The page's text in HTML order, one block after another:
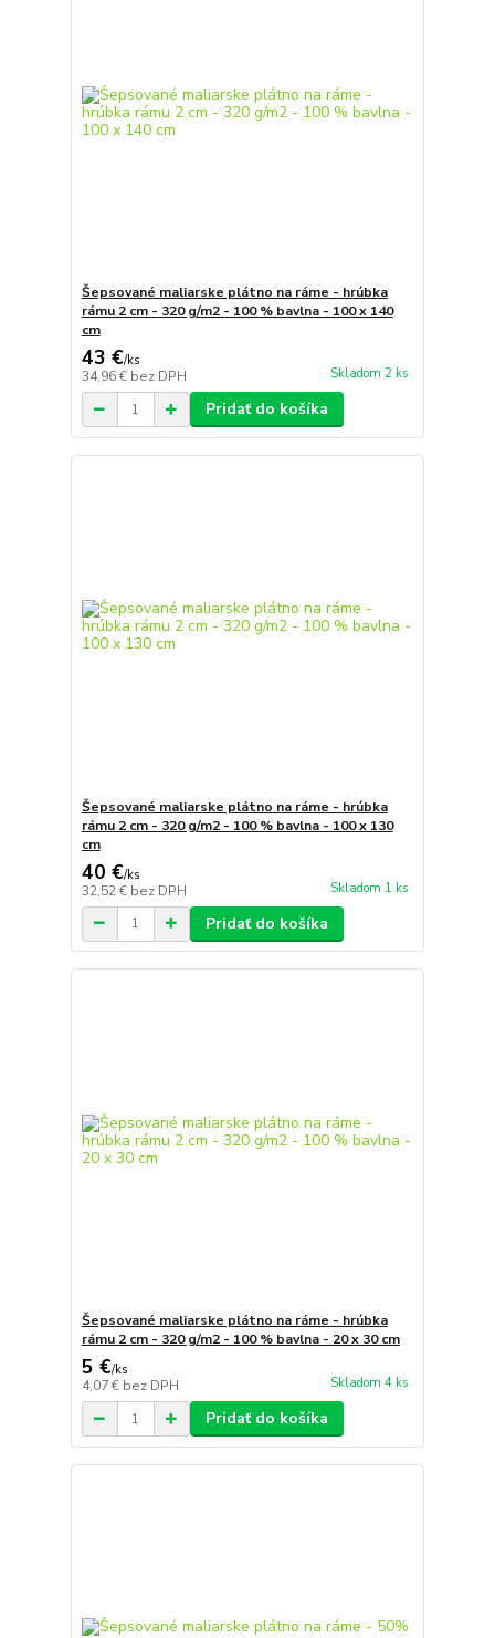
Šepsované maliarske plátno na ráme - hrúbka
rámu 2 cm - 320 g/m2 - 100 % bavlna - 100 x 140
cm
43 €/ks
34,96 € bez DPH Skladom 2 ks
Pridať do košíka
Šepsované maliarske plátno na ráme - hrúbka
rámu 2 cm - 320 g/m2 - 100 % bavlna - 100 x 130
cm
40 €/ks
32,52 € bez DPH Skladom 1 ks
Pridať do košíka
Šepsované maliarske plátno na ráme - hrúbka
rámu 2 cm - 320 g/m2 - 100 % bavlna - 20 x 30 cm
5 €/ks
4,07 € bez DPH Skladom 4 ks
Pridať do košíka